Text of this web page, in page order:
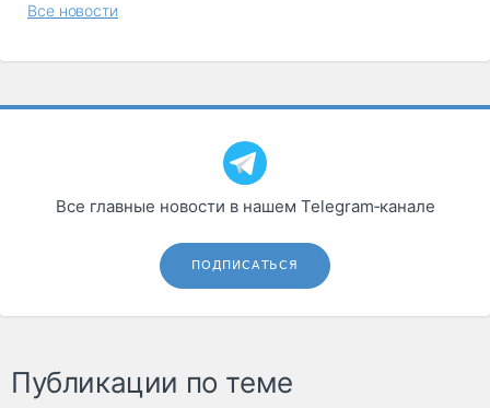
Все новости
Все главные новости в нашем Telegram‑канале
ПОДПИСАТЬСЯ
Публикации по теме